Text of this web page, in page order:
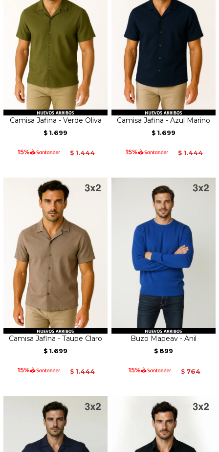
Camisa Jafina - Verde Oliva
$ 1.699
$ 1.444
Camisa Jafina - Azul Marino
$ 1.699
$ 1.444
Camisa Jafina - Taupe Claro
$ 1.699
$ 1.444
Buzo Mapeav - Anil
$ 899
$ 764